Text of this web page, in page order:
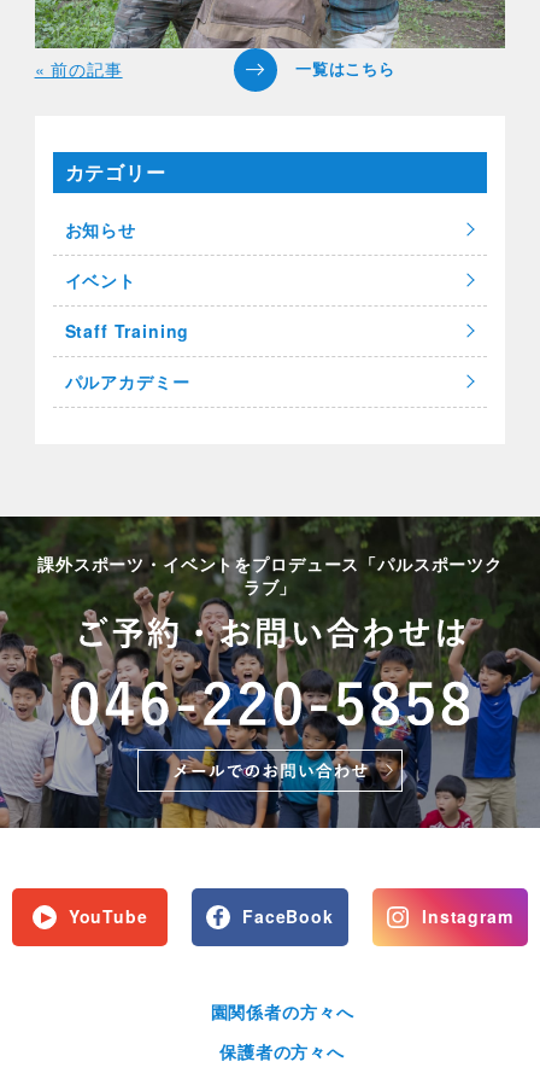
« 前の記事
カテゴリー
お知らせ
イベント
Staff Training
パルアカデミー
課外スポーツ・イベントをプロデュース「パルスポーツク
ラブ」
YouTube FaceBook Instagram
園関係者の方々へ
保護者の方々へ